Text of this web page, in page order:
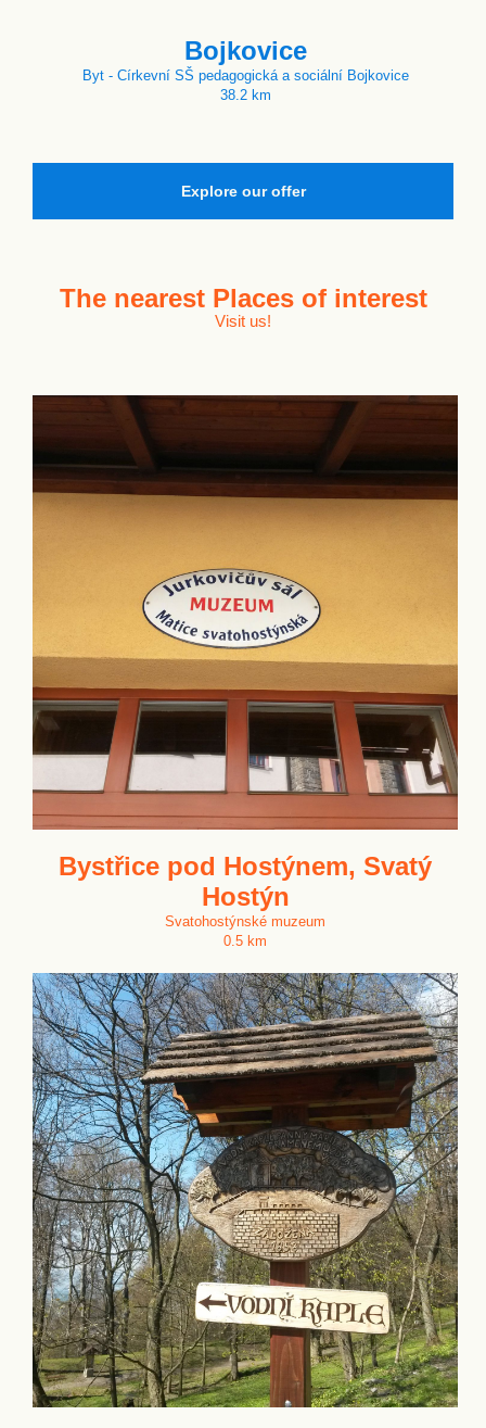
Bojkovice
Byt - Církevní SŠ pedagogická a sociální Bojkovice
38.2 km
Explore our offer
The nearest Places of interest
Visit us!
Bystřice pod Hostýnem, Svatý
Hostýn
Svatohostýnské muzeum
0.5 km